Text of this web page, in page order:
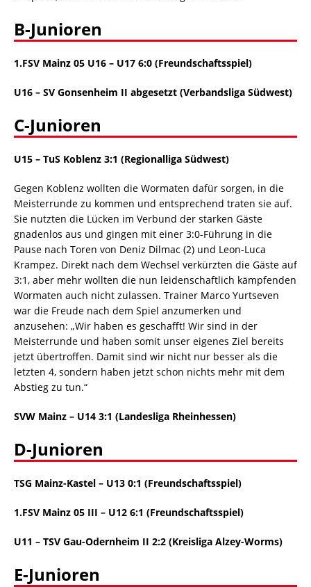
B-Junioren
1.FSV Mainz 05 U16 – U17 6:0 (Freundschaftsspiel)
U16 – SV Gonsenheim II abgesetzt (Verbandsliga Südwest)
C-Junioren
U15 – TuS Koblenz 3:1 (Regionalliga Südwest)
Gegen Koblenz wollten die Wormaten dafür sorgen, in die
Meisterrunde zu kommen und entsprechend traten sie auf.
Sie nutzten die Lücken im Verbund der starken Gäste
gnadenlos aus und gingen mit einer 3:0-Führung in die
Pause nach Toren von Deniz Dilmac (2) und Leon-Luca
Krampez. Direkt nach dem Wechsel verkürzten die Gäste auf
3:1, aber mehr wollten die nun leidenschaftlich kämpfenden
Wormaten auch nicht zulassen. Trainer Marco Yurtseven
war die Freude nach dem Spiel anzumerken und
anzusehen: „Wir haben es geschafft! Wir sind in der
Meisterrunde und haben somit unser eigenes Ziel bereits
jetzt übertroffen. Damit sind wir nicht nur besser als die
letzten 4, sondern haben jetzt schon nichts mehr mit dem
Abstieg zu tun.“
SVW Mainz – U14 3:1 (Landesliga Rheinhessen)
D-Junioren
TSG Mainz-Kastel – U13 0:1 (Freundschaftsspiel)
1.FSV Mainz 05 III – U12 6:1 (Freundschaftsspiel)
U11 – TSV Gau-Odernheim II 2:2 (Kreisliga Alzey-Worms)
E-Junioren